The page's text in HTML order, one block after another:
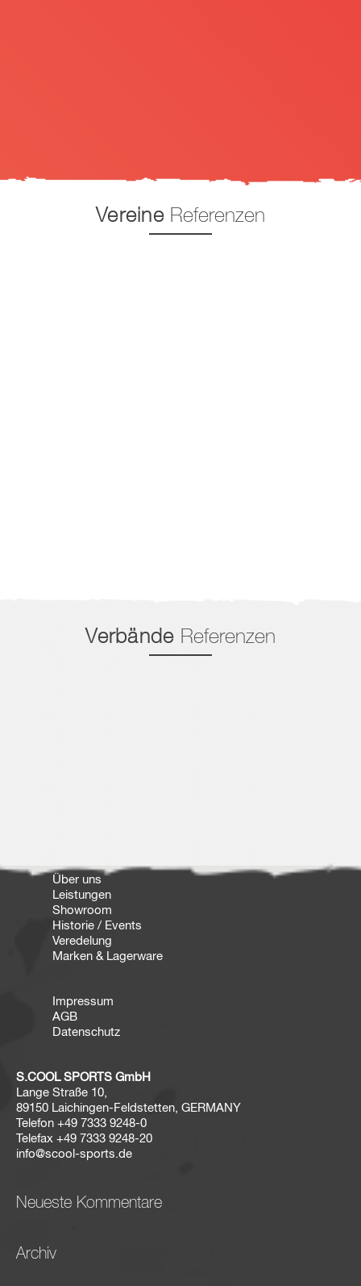
Vereine Referenzen
Verbände Referenzen
Über uns
Leistungen
Showroom
Historie / Events
Veredelung
Marken & Lagerware
Impressum
AGB
Datenschutz
S.COOL SPORTS GmbH
Lange Straße 10,
89150 Laichingen-Feldstetten, GERMANY
Telefon +49 7333 9248-0
Telefax +49 7333 9248-20
info@scool-sports.de
Neueste Kommentare
Archiv